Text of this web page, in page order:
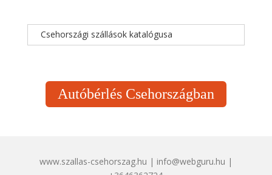
Csehországi szállások katalógusa
Autóbérlés Csehországban
www.szallas-csehorszag.hu | info@webguru.hu |